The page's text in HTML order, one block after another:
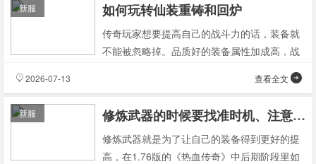
如何玩转仙装重铸和回炉
传奇玩家想要提高自己的战斗力的话，装备就
不能被忽略掉。品质好的装备属性加成高，战
斗力也就越强。等级高的玩家后期对装备的要
新服
查看全文
2026-07-13
修炼武器的时候要找准时机、注意耐久、别沾PK值
修炼武器就是为了让自己的装备得到更好的提
高，在1.76版的《热血传奇》中后期阶段里如
新服